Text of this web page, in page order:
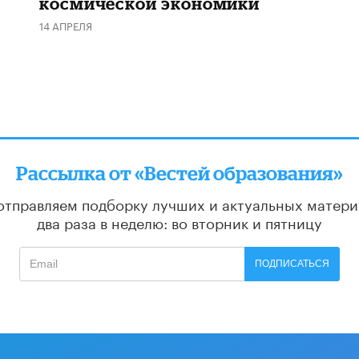
14 АПРЕЛЯ
Рассылка от «Вестей образования»
подборку лучших и актуальных
два раза в неделю: во вторник и пятницу
ПОДПИСАТЬСЯ